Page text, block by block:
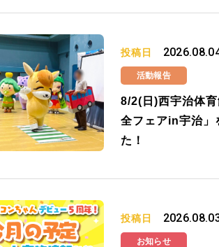
投稿日
活動報告
8/2(日)西宇治体
全フェアin宇治」
た！
投稿日
お知らせ